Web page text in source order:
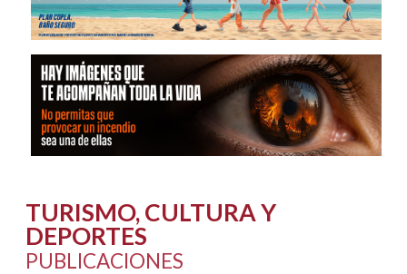
TURISMO, CULTURA Y
DEPORTES
PUBLICACIONES